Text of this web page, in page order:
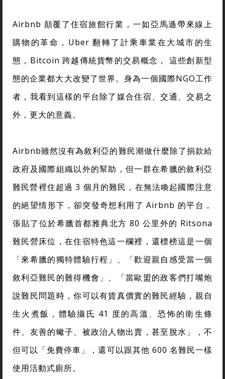
Airbnb 顛覆了住宿旅館行業，一如亞馬遜帶來線上
購物的革命，Uber 翻轉了計乘車業在大城市的生
態，Bitcoin 跨越傳統貨幣的交易概念， 這些創新型
態的企業都大大改變了世界。身為一個國際NGO工作
者，我看到這樣的平台除了媒合住宿、交通、交易之
外，更大的意義。
Airbnb雖然沒有為敘利亞的難民潮做什麼除了捐款給
政府及國際組織以外的幫助，但一群在希臘的敘利亞
難民營裡住超過 3 個月的難民，在無法喚起國際注意
的絕望情形下，卻突發奇想利用了 Airbnb 的平台，
張貼了位於希臘首都雅典北方 80 公里外的 Ritsona
難民營床位，在住宿特色這一欄裡，還標榜這是一個
「來希臘的獨特體驗行程」、「歡迎親自感受當一個
敘利亞難民的難得機會」、「當歐盟的政客們打嘴炮
說難民問題時，你可以有貨真價實的難民經驗，親自
生火煮飯，體驗攝氏 41 度的高溫、恐怖的衛生條
件、友善的蠍子、被政治人物出賣，甚至脫水」，不
但可以「免費停車」，還可以跟其他 600 名難民一樣
使用活動式廁所。